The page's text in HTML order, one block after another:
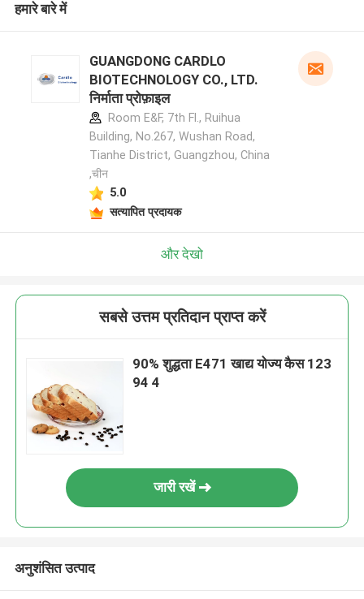
हमारे बारे में
GUANGDONG CARDLO
BIOTECHNOLOGY CO., LTD.
निर्माता प्रोफ़ाइल
Room E&F, 7th Fl., Ruihua
Building, No.267, Wushan Road,
Tianhe District, Guangzhou, China
,चीन
5.0
सत्यापित प्रदायक
और देखो
सबसे उत्तम प्रतिदान प्राप्त करें
90% शुद्धता E471 खाद्य योज्य कैस 123
94 4
जारी रखें
अनुशंसित उत्पाद